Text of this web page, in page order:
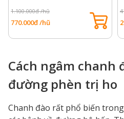
1.100.000đ /hũ
770.000đ /hũ
Cách ngâm chanh
đường phèn trị ho
Chanh đào rất phổ biến